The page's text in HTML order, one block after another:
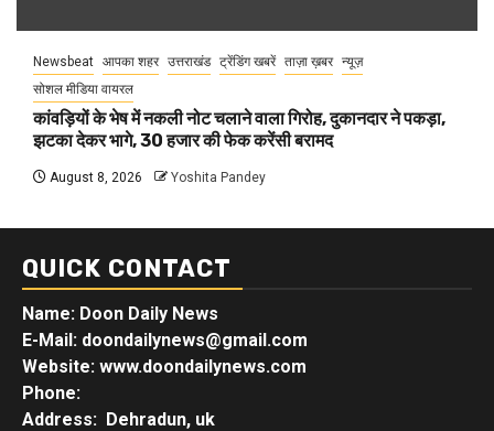
Newsbeat आपका शहर उत्तराखंड ट्रेंडिंग खबरें ताज़ा ख़बर न्यूज़
सोशल मीडिया वायरल
कांवड़ियों के भेष में नकली नोट चलाने वाला गिरोह, दुकानदार ने पकड़ा,
झटका देकर भागे, 30 हजार की फेक करेंसी बरामद
August 8, 2026 Yoshita Pandey
QUICK CONTACT
Name: Doon Daily News
E-Mail: doondailynews@gmail.com
Website: www.doondailynews.com
Phone:
Address: Dehradun, uk